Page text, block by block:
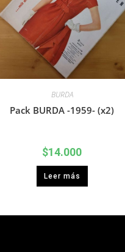
BURDA
Pack BURDA -1959- (x2)
$14.000
Leer más